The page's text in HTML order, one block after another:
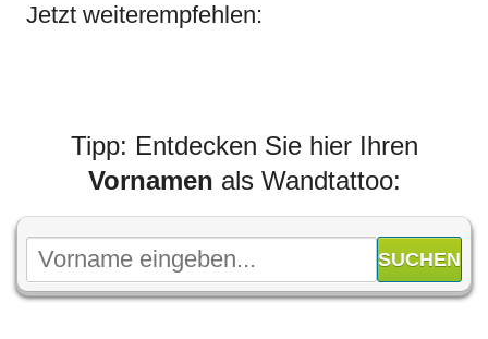
Jetzt weiterempfehlen:
Tipp: Entdecken Sie hier Ihren
Vornamen als Wandtattoo: